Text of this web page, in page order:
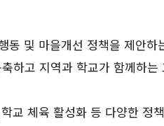
동 및 마을개선 정책을 제안
하고 지역과 학교가 함께하
교 체육 활성화 등 다양한 정